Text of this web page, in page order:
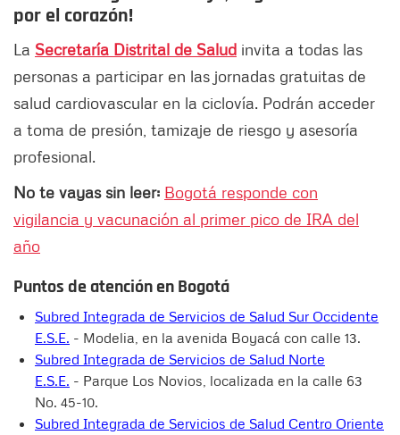
por el corazón!
La Secretaría Distrital de Salud invita a todas las
personas a participar en las jornadas gratuitas de
salud cardiovascular en la ciclovía. Podrán acceder
a toma de presión, tamizaje de riesgo y asesoría
profesional.
No te vayas sin leer: Bogotá responde con
vigilancia y vacunación al primer pico de IRA del
año
Puntos de atención en Bogotá
Subred Integrada de Servicios de Salud Sur Occidente
E.S.E. - Modelia, en la avenida Boyacá con calle 13.
Subred Integrada de Servicios de Salud Norte
E.S.E. - Parque Los Novios, localizada en la calle 63
No. 45-10.
Subred Integrada de Servicios de Salud Centro Oriente